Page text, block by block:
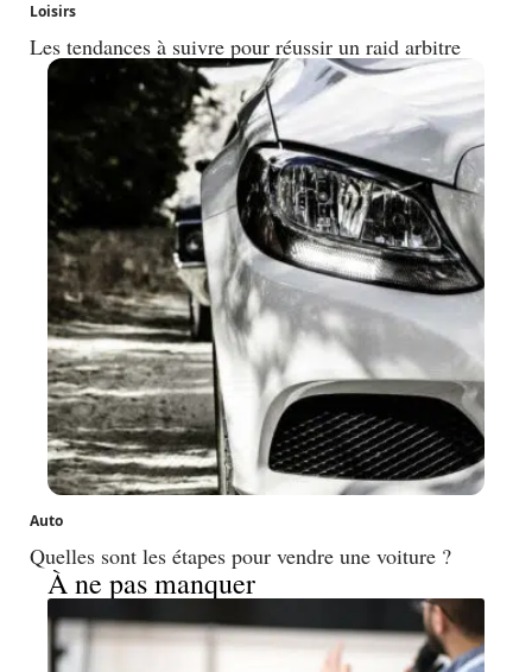
Loisirs
Les tendances à suivre pour réussir un raid arbitre
Auto
Quelles sont les étapes pour vendre une voiture ?
À ne pas manquer